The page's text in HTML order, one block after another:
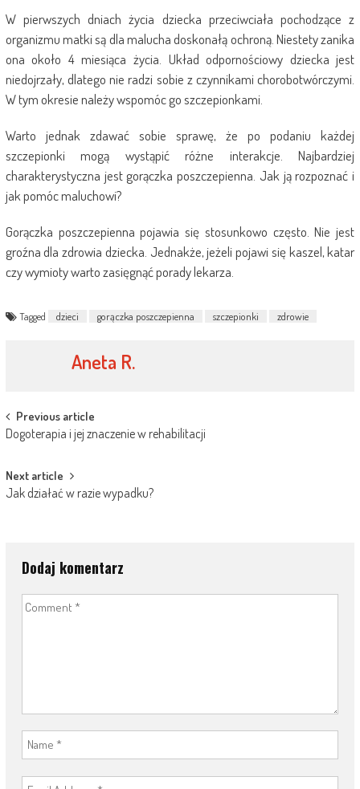
W pierwszych dniach życia dziecka przeciwciała pochodzące z
organizmu matki są dla malucha doskonałą ochroną. Niestety zanika
ona około 4 miesiąca życia. Układ odpornościowy dziecka jest
niedojrzały, dlatego nie radzi sobie z czynnikami chorobotwórczymi.
W tym okresie należy wspomóc go szczepionkami.
Warto jednak zdawać sobie sprawę, że po podaniu każdej
szczepionki mogą wystąpić różne interakcje. Najbardziej
charakterystyczna jest gorączka poszczepienna. Jak ją rozpoznać i
jak pomóc maluchowi?
Gorączka poszczepienna pojawia się stosunkowo często. Nie jest
groźna dla zdrowia dziecka. Jednakże, jeżeli pojawi się kaszel, katar
czy wymioty warto zasięgnąć porady lekarza.
Tagged dzieci gorączka poszczepienna szczepionki zdrowie
Aneta R.
Post
navigation
Previous article
Dogoterapia i jej znaczenie w rehabilitacji
Next article
Jak działać w razie wypadku?
Dodaj komentarz